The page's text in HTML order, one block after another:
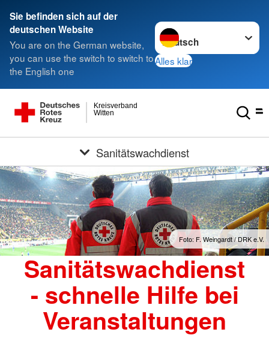
Sie befinden sich auf der
deutschen Website
You are on the German website,
you can use the switch to switch to
the English one
Sprache wechseln zu
Alles klar
Witten
Kreisverband
Sanitätswachdienst
Foto: F. Weingardt / DRK e.V.
Sanitätswachdienst
- schnelle Hilfe bei
Veranstaltungen